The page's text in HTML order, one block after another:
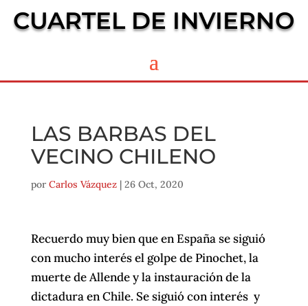
CUARTEL DE INVIERNO
LAS BARBAS DEL
VECINO CHILENO
por Carlos Vázquez| 26 Oct, 2020
Recuerdo muy bien que en España se siguió
con mucho interés el golpe de Pinochet, la
muerte de Allende y la instauración de la
dictadura en Chile. Se siguió con interés y